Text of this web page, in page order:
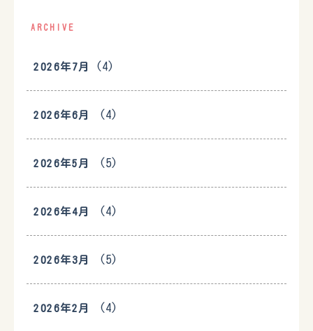
ARCHIVE
2026年7月 (4)
2026年6月 (4)
2026年5月 (5)
2026年4月 (4)
2026年3月 (5)
2026年2月 (4)